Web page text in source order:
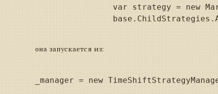
var strategy = new
она запускается из:
_manager = new